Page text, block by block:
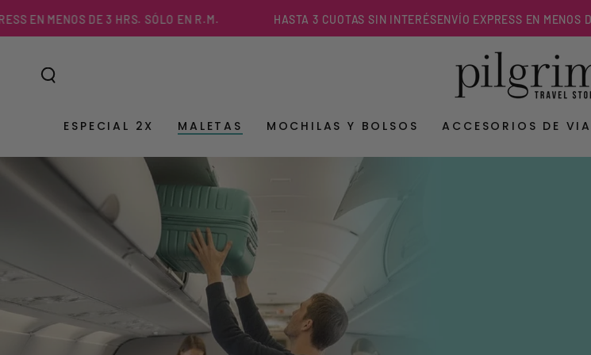
CONTENIDO
DE 3 HRS. SÓLO EN R.M. HASTA 3 CUOTAS SIN INTERÉS ENVÍO EXPRESS EN MENOS DE 3
ESPECIAL 2X MALETAS MOCHILAS Y BOLSOS ACCESORIOS DE